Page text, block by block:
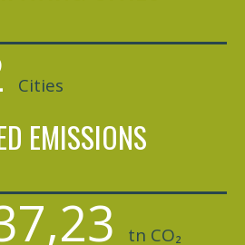
Cities
EMISSIONS
tn CO₂